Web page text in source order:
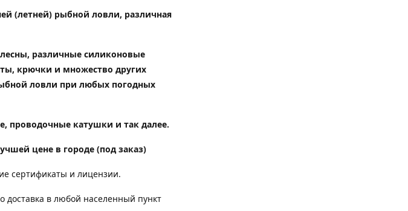
(летней) рыбной ловли, различная
различные силиконовые
крючки и множество других
ловли при любых погодных
проводочные катушки и так далее.
цене в городе (под заказ)
сертификаты и лицензии.
в любой населенный пункт